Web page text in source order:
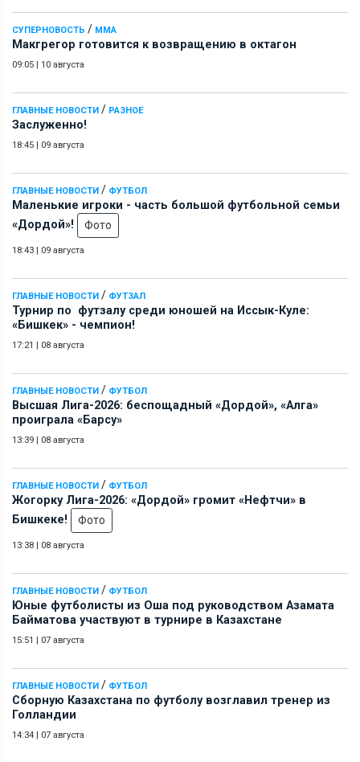
СУПЕРНОВОСТЬ / ММА
Макгрегор готовится к возвращению в октагон
09:05 10 августа
ГЛАВНЫЕ НОВОСТИ / РАЗНОЕ
Заслуженно!
18:45 09 августа
ГЛАВНЫЕ НОВОСТИ / ФУТБОЛ
Маленькие игроки - часть большой футбольной семьи
«Дордой»!
Фото
18:43 09 августа
ГЛАВНЫЕ НОВОСТИ / ФУТЗАЛ
Турнир по футзалу среди юношей на Иссык-Куле:
«Бишкек» - чемпион!
17:21 08 августа
ГЛАВНЫЕ НОВОСТИ / ФУТБОЛ
Высшая Лига-2026: беспощадный «Дордой», «Алга»
проиграла «Барсу»
13:39 08 августа
ГЛАВНЫЕ НОВОСТИ / ФУТБОЛ
Жогорку Лига-2026: «Дордой» громит «Нефтчи» в
Бишкеке!
Фото
13:38 08 августа
ГЛАВНЫЕ НОВОСТИ / ФУТБОЛ
Юные футболисты из Оша под руководством Азамата
Байматова участвуют в турнире в Казахстане
15:51 07 августа
ГЛАВНЫЕ НОВОСТИ / ФУТБОЛ
Сборную Казахстана по футболу возглавил тренер из
Голландии
14:34 07 августа